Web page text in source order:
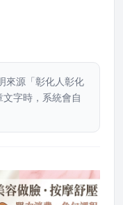
來源「彰化人彰化
文字時，系統會自